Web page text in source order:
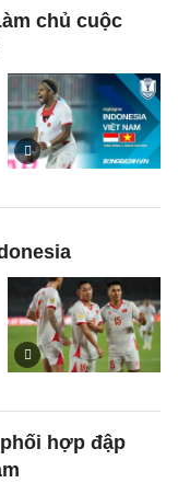
chủ cuộc
hợp đập